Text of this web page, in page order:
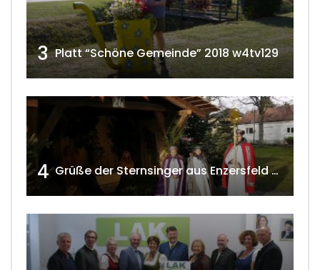
3 Platt “Schöne Gemeinde” 2018 w4tv129
4 Grüße der Sternsinger aus Enzersfeld – Klein-Engersdorf 2021 w4tv169